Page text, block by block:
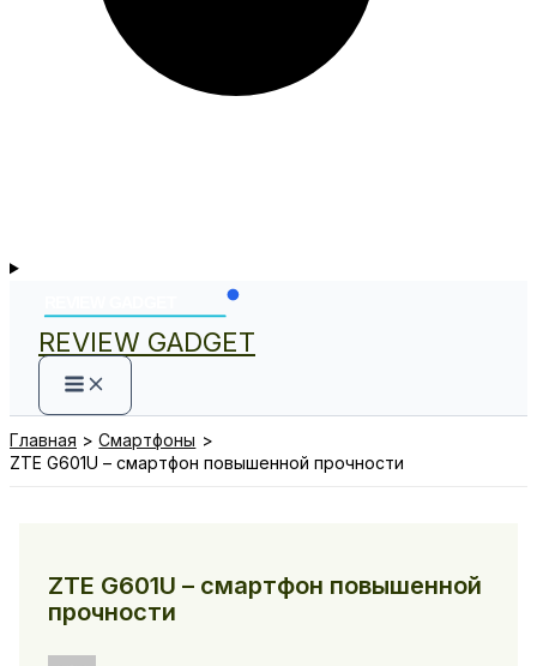
REVIEW GADGET
Главная
Смартфоны
ZTE G601U – смартфон повышенной прочности
ZTE G601U – смартфон повышенной
прочности